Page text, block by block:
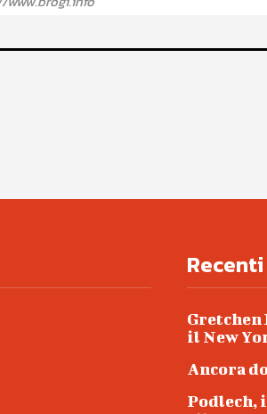
Recenti
Gretchen
il New
Ancora
Podlech,